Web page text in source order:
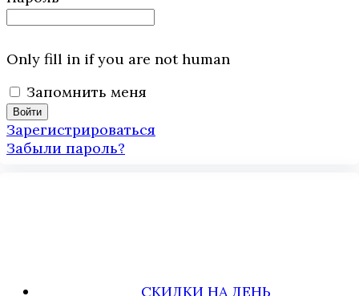
Only fill in if you are not human
Запомнить меня
Зарегистрироваться
Забыли пароль?
СКИДКИ НА ДЕНЬ